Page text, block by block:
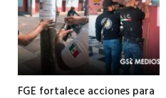
FGE fortalece acciones para